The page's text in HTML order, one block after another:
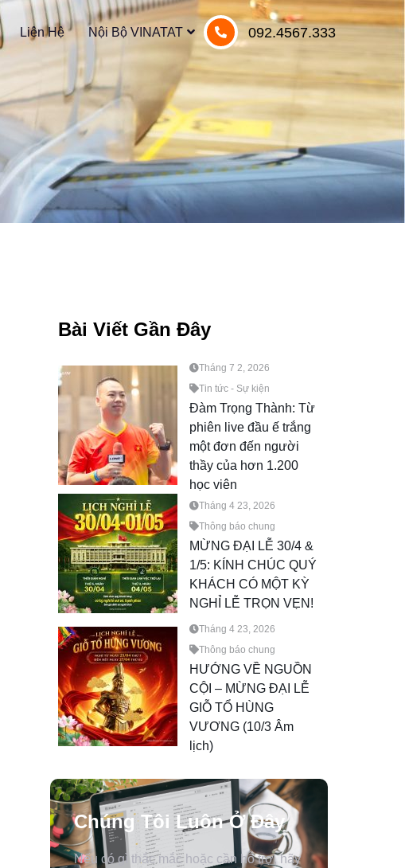
Liên Hệ Nội Bộ VINATAT 092.4567.333
Bài Viết Gần Đây
Tháng 7 2, 2026
Tin tức - Sự kiện
Đàm Trọng Thành: Từ
phiên live đầu ế trắng
một đơn đến người
thầy của hơn 1.200
học viên
Tháng 4 23, 2026
Thông báo chung
MỪNG ĐẠI LỄ 30/4 &
1/5: KÍNH CHÚC QUÝ
KHÁCH CÓ MỘT KỲ
NGHỈ LỄ TRỌN VẸN!
Tháng 4 23, 2026
Thông báo chung
HƯỚNG VỀ NGUỒN
CỘI – MỪNG ĐẠI LỄ
GIỖ TỔ HÙNG
VƯƠNG (10/3 Âm
lịch)
Chúng Tôi Luôn Ở Đây
Nếu có gì thắc mắc hoặc cần hỗ trợ, hãy